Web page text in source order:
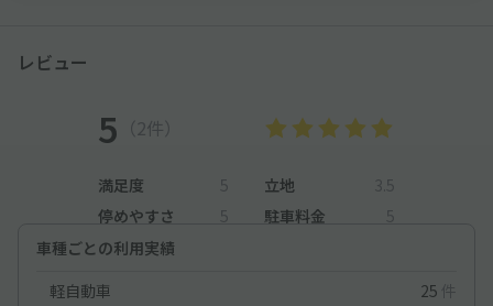
レビュー
5 （2件）
満足度 5 立地
3.5
停めやすさ
5 駐車料金
5
車種ごとの利用実績
軽自動車
25 件